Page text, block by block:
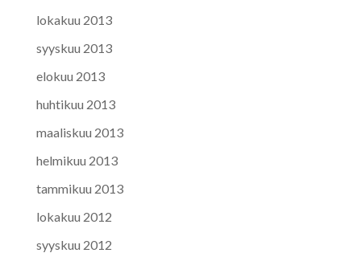
lokakuu 2013
syyskuu 2013
elokuu 2013
huhtikuu 2013
maaliskuu 2013
helmikuu 2013
tammikuu 2013
lokakuu 2012
syyskuu 2012